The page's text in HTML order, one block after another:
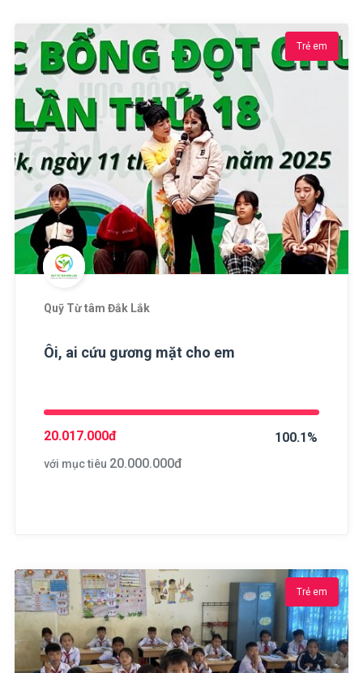
Trẻ em
Quỹ Từ tâm Đắk Lắk
Ôi, ai cứu gương mặt cho em
100.1%
20.017.000đ
với mục tiêu 20.000.000đ
Trẻ em